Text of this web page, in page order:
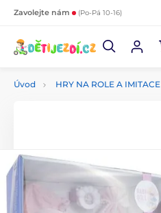
Zavolejte nám (Po-Pá 10-16)
Úvod HRY NA ROLE A IMITACE